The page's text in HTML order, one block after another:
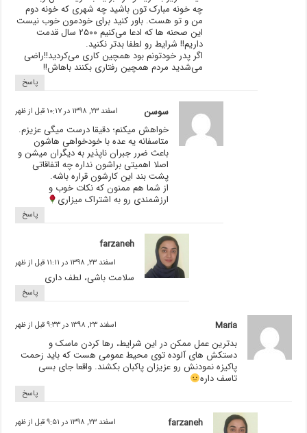
چه خونه مبارک تون باشید چه شهری که خونه دوم
من و تو هست. باور کنید برای خودمون خوب نیست
این صحنه ها که ادعا می‌کنیم ۲۵۰۰ سال قدمت
داریم!! شرایط رو لطفا بدتر نکنید.
اگر پدر خودتونم بود همچین کاری می‌کردید!!راضی
می‌شدید مردم همچین رفتاری بکنند باهاش!!
پاسخ
سوسن اسفند ۲۳, ۱۳۹۸ در ۱۰:۱۷ قبل از ظهر
خواهش میکنم؛ دقیقا درست میگی عزیزم.
متاسفانه یه عده با خودخواهی هاشون
باعث ضرر جبران ناپذیر به دیگران میشن و
اصلا اهمیتی براشون نداره چه اتفاقاتی
پشت بند این کارشون قراره باشه.
از شما هم ممنون که نکات خوب و
ارزشمندی رو به اشتراک میزاری
پاسخ
farzaneh
اسفند ۲۳, ۱۳۹۸ در ۱۱:۱۱ قبل از ظهر
سلامت باشی، لطف داری
پاسخ
Maria اسفند ۲۳, ۱۳۹۸ در ۹:۳۳ قبل از ظهر
بدترین عمل ممکن در این شرایط، رها کردن ماسک و
دستکش های آلوده توی محیط عمومی هست که باید زحمت
پاکیزه نمودنش رو عزیزان پاکبان بکشند. واقعا جای بسی
تاسف داره
پاسخ
farzaneh اسفند ۲۳, ۱۳۹۸ در ۹:۵۱ قبل از ظهر